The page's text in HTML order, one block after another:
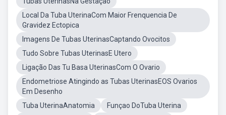
Local Da Tuba UterinaCom Maior Frenquencia De
Gravidez Ectopica
Imagens De Tubas UterinasCaptando Ovocitos
Tudo Sobre Tubas UterinasE Utero
Ligação Das Tu Basa UterinasCom O Ovario
Endometriose Atingindo as Tubas UterinasEOS Ovarios
Em Desenho
Tuba UterinaAnatomia
Funçao DoTuba Uterina